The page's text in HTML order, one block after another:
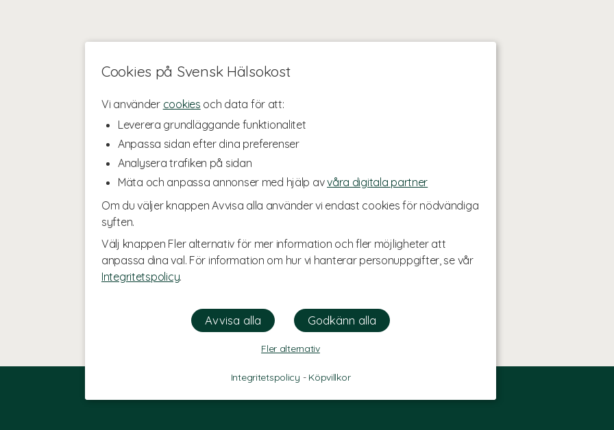
Cookies på Svensk Hälsokost
Vi använder cookies och data för att:
Leverera grundläggande funktionalitet
Anpassa sidan efter dina preferenser
Analysera trafiken på sidan
Mäta och anpassa annonser med hjälp avvåra digitala partner
Om du väljer knappen Avvisa alla använder vi endast cookies för nödvändiga
syften.
Välj knappen Fler alternativ för mer information och fler möjligheter att
anpassa dina val. För information om hur vi hanterar personuppgifter, se vår
Integritetspolicy.
Fler alternativ
Integritetspolicy - Köpvillkor